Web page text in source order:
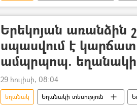
Երեկոյան առանձին
սպասվում է
ամպրպոպ. եղանակի
29 հուլիսի, 08:04
եղանակ Եղանակի տեսություն